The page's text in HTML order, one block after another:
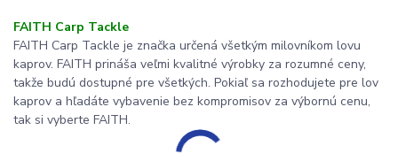
FAITH Carp Tackle
FAITH Carp Tackle je značka určená všetkým milovníkom lovu
kaprov. FAITH prináša veľmi kvalitné výrobky za rozumné ceny,
takže budú dostupné pre všetkých. Pokiaľ sa rozhodujete pre lov
kaprov a hľadáte vybavenie bez kompromisov za výbornú cenu,
tak si vyberte FAITH.